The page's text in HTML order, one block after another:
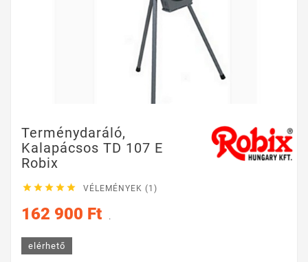
Terménydaráló,
Kalapácsos TD 107 E
Robix
     VÉLEMÉNYEK (1)
162 900 Ft .
elérhető